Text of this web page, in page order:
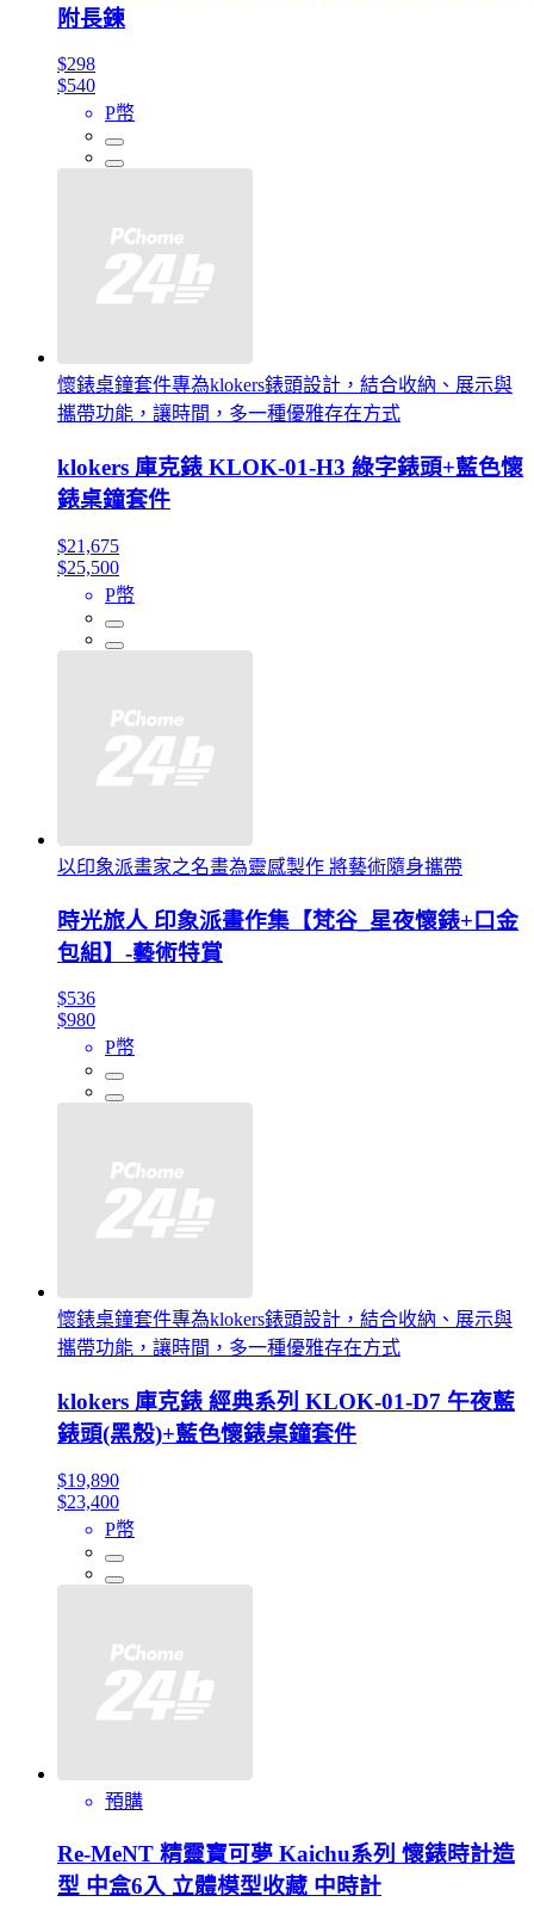
附長鍊
$298
$540
P幣
懷錶桌鐘套件專為klokers錶頭設計，結合收納、展示與
攜帶功能，讓時間，多一種優雅存在方式
klokers 庫克錶 KLOK-01-H3 綠字錶頭+藍色懷
錶桌鐘套件
$21,675
$25,500
P幣
以印象派畫家之名畫為靈感製作 將藝術隨身攜帶
時光旅人 印象派畫作集【梵谷_星夜懷錶+口金
包組】-藝術特賞
$536
$980
P幣
懷錶桌鐘套件專為klokers錶頭設計，結合收納、展示與
攜帶功能，讓時間，多一種優雅存在方式
klokers 庫克錶 經典系列 KLOK-01-D7 午夜藍
錶頭(黑殼)+藍色懷錶桌鐘套件
$19,890
$23,400
P幣
預購
Re-MeNT 精靈寶可夢 Kaichu系列 懷錶時計造
型 中盒6入 立體模型收藏 中時計